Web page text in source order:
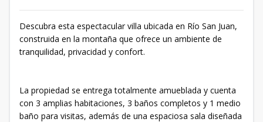
Descubra esta espectacular villa ubicada en Río San Juan,
construida en la montaña que ofrece un ambiente de
tranquilidad, privacidad y confort.
La propiedad se entrega totalmente amueblada y cuenta
con 3 amplias habitaciones, 3 baños completos y 1 medio
baño para visitas, además de una espaciosa sala diseñada